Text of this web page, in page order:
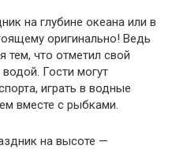
на глубине океана или в
оригинально! Ведь
тем, что отметил свой
Гости могут
играть в водные
вместе с рыбками.
на высоте —